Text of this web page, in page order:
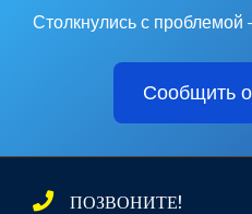
Столкнулись с
Сообщить
ПОЗВОНИТЕ!